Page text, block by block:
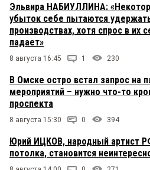
Эльвира НАБИУЛЛИНА:
убыток себе пытаются
производствах, хотя спрос в их
падает»
8 августа 16:45 1 230
В Омске остро встал запрос на
мероприятий – нужно что-то
проспекта
8 августа 15:30 0 394
Юрий ИЦКОВ, народный артист
потолка, становится